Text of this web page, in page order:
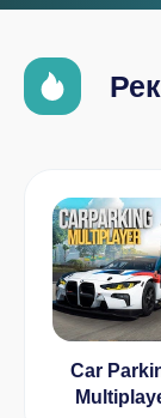
Car